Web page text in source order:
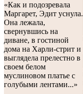
«Как и подозревала
Маргарет, Эдит уснула.
Она лежала,
свернувшись на
диване, в гостиной
дома на Харли-стрит и
выглядела прелестно в
своем белом
муслиновом платье с
голубыми лентами...»